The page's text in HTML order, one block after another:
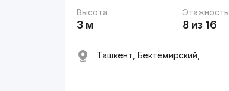
Высота
3 м
Этажность
8 из 16
Ташкент, Бектемирский,